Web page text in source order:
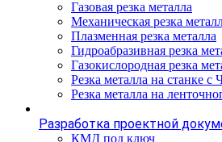
Газовая резка металла
Механическая резка
Плазменная резка металла
Гидроабразивная резка
Газокислородная резка
Резка металла на станке
Резка металла на
Разработка проектной
КМД под ключ